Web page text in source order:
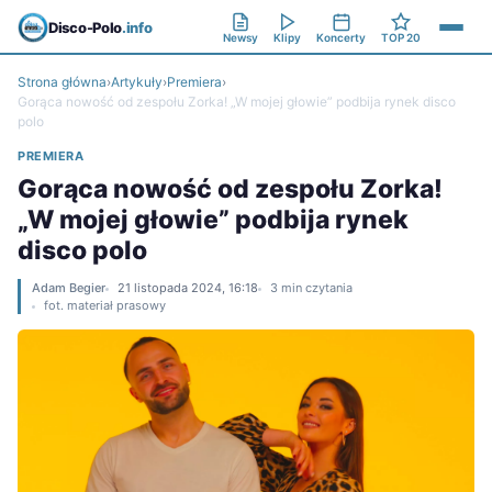
Disco-Polo.info
Newsy Klipy Koncerty TOP 20
Strona główna›Artykuły›Premiera›
Gorąca nowość od zespołu Zorka! „W mojej głowie” podbija rynek disco
polo
PREMIERA
Gorąca nowość od zespołu Zorka!
„W mojej głowie” podbija rynek
disco polo
Adam Begier 21 listopada 2024, 16:18
3 min czytania
fot. materiał prasowy